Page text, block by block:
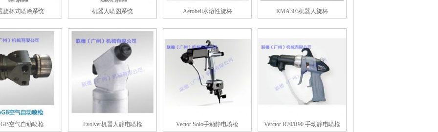
旋杯式喷涂系统 机器人喷图系统 Aerobell水溶性旋杯 RMA303机器人旋杯
空气自动喷枪 Evolver机器人静电喷枪 Vector Solo手动静电喷枪 Verctor R70/R90 手动静电喷枪